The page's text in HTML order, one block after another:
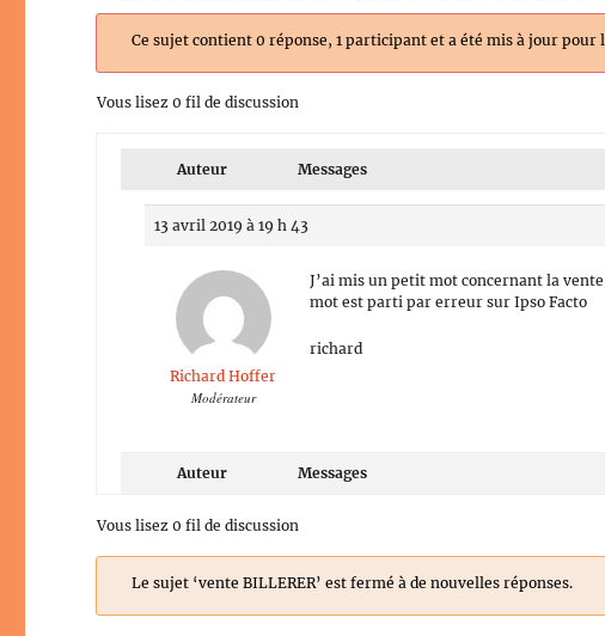
Ce sujet contient 0 réponse, 1 participant et a été mis à jour
Vous lisez 0 fil de discussion
Auteur Messages
13 avril 2019 à 19 h 43
Richard Hoffer
Modérateur
J’ai mis un petit mot concernant la
mot est parti par erreur sur Ipso Facto
richard
Auteur Messages
Vous lisez 0 fil de discussion
Le sujet ‘vente BILLERER’ est fermé à de nouvelles réponses.